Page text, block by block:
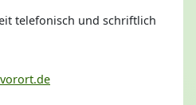
telefonisch und schriftlich